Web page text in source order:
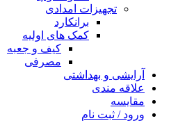
تجهیزات امدادی
برانکارد
کمک های اولیه
کیف و جعبه
مصرفی
آرایشی و بهداشتی
علاقه مندی
مقایسه
ورود / ثبت نام